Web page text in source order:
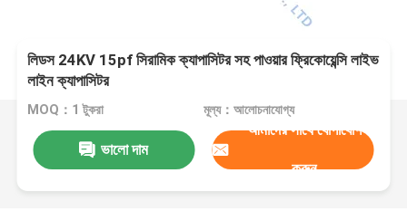
লিডস 24KV 15pf সিরামিক ক্যাপাসিটর সহ পাওয়ার ফ্রিকোয়েন্সি লাইভ
লাইন ক্যাপাসিটর
MOQ：1 টুকরা মূল্য：আলোচনাযোগ্য
ভালো দাম
আমাদের সাথে যোগাযোগ
করুন